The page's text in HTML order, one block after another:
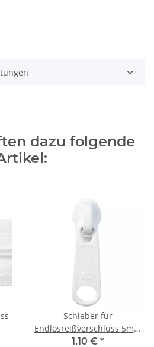
dazu folgende
Schieber für
Endlosreißverschluss 5mm
weiß 0012
1,10 € *